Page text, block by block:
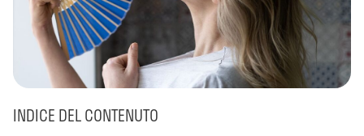
INDICE DEL CONTENUTO